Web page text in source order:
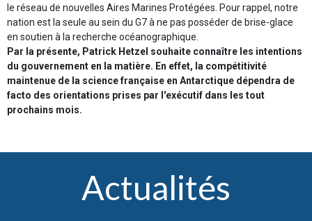
le réseau de nouvelles Aires Marines Protégées. Pour rappel, notre
nation est la seule au sein du G7 à ne pas posséder de brise-glace
en soutien à la recherche océanographique.
Par la présente, Patrick Hetzel souhaite connaître les intentions
du gouvernement en la matière. En effet, la compétitivité
maintenue de la science française en Antarctique dépendra de
facto des orientations prises par l'exécutif dans les tout
prochains mois.
Actualités